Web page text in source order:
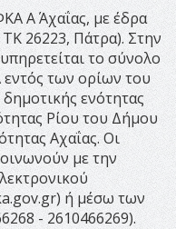
Α΄ Αχαΐας, με έδρα
26223, Πάτρα). Στην
το σύνολο
των ορίων του
ενότητας
Ρίου του Δήμου
Αχαΐας. Οι
με την
) ή μέσω των
- 2610466269).